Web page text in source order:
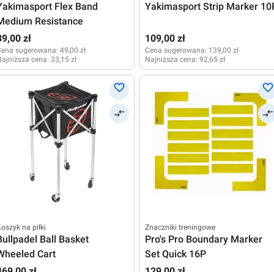
Flex Band
Resistance
zł
sugerowana: 49,00 zł
cena: 33,15 zł
Yakimasport Strip Marker
109,00 zł
Cena sugerowana: 139,00 zł
Najniższa cena: 92,65 zł
na piłki
Ball Basket
Cart
Znaczniki treningowe
Pro's Pro Boundary Marker
Set Quick 16P